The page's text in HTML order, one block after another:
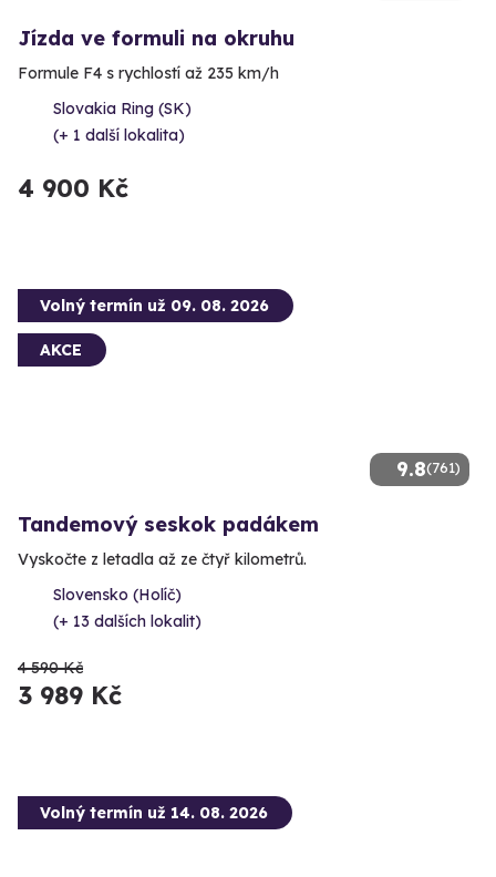
Jízda ve formuli na okruhu
Formule F4 s rychlostí až 235 km/h
Slovakia Ring (SK)
(+ 1 další lokalita)
4 900 Kč
9.8(761)
Volný termín už 09. 08. 2026
AKCE
Tandemový seskok padákem
Vyskočte z letadla až ze čtyř kilometrů.
Slovensko (Holíč)
(+ 13 dalších lokalit)
4 590 Kč
3 989 Kč
Volný termín už 14. 08. 2026